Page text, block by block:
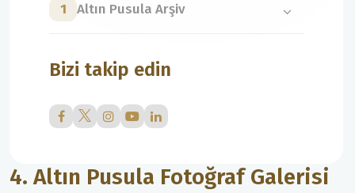
4. Altın Pusula Fotoğraf Galerisi
1 Altın Pusula Arşiv
Bizi takip edin